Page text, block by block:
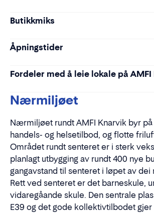
Butikkmiks
Åpningstider
Fordeler med å leie lokale på
Nærmiljøet
Nærmiljøet rundt AMFI Knarvik byr
handels- og helsetilbod, og flotte
Området rundt senteret er i sterk
planlagt utbygging av rundt 400 nye
gangavstand til senteret i løpet av dei
Rett ved senteret er det barneskule,
vidaregåande skule. Den sentrale
E39 og det gode kollektivtilbodet